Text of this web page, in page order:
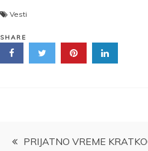
Vesti
SHARE
Kretanje
PRIJATNO VREME